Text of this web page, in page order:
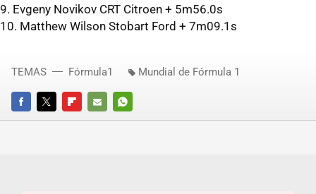
9. Evgeny Novikov CRT Citroen + 5m56.0s
10. Matthew Wilson Stobart Ford + 7m09.1s
FACEBOOKTWITTERFLIPBOARD
E-
WHATSAPP
TEMAS Fórmula1 Mundial de Fórmula 1